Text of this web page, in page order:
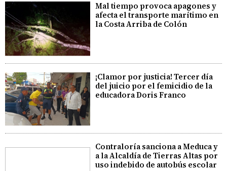
Mal tiempo provoca apagones y
afecta el transporte marítimo en
la Costa Arriba de Colón
¡Clamor por justicia! Tercer día
del juicio por el femicidio de la
educadora Doris Franco
Contraloría sanciona a Meduca y
a la Alcaldía de Tierras Altas por
uso indebido de autobús escolar